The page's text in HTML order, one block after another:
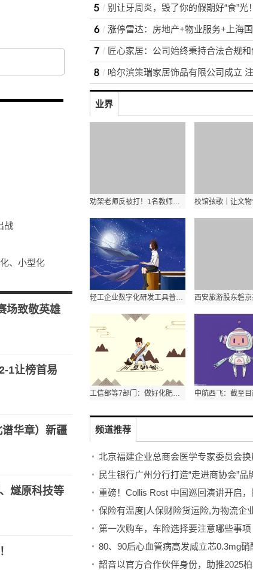
战
、小型化
场致敬英雄
1让榜首易
华章）新疆
燧原科技等
别让牙周炎，毁了你的假期好“食”光！
业界
劝架老师反被打！1名教师在高校快递站被2名工作人员打！ 播报
轻工企业数字化研发工具普及率超八成|要闻速递
工信部等7部门：做好化肥生产保供
频道推荐
第一次购车，车险选择要注意哪些事项